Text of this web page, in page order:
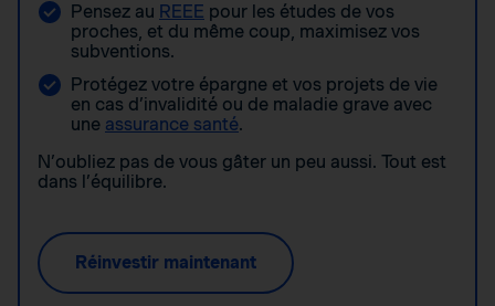
Pensez au REEE pour les études de vos
proches, et du même coup, maximisez vos
subventions.
Protégez votre épargne et vos projets de vie
en cas d’invalidité ou de maladie grave avec
une assurance santé.
N’oubliez pas de vous gâter un peu aussi. Tout est
dans l’équilibre.
Réinvestir maintenant